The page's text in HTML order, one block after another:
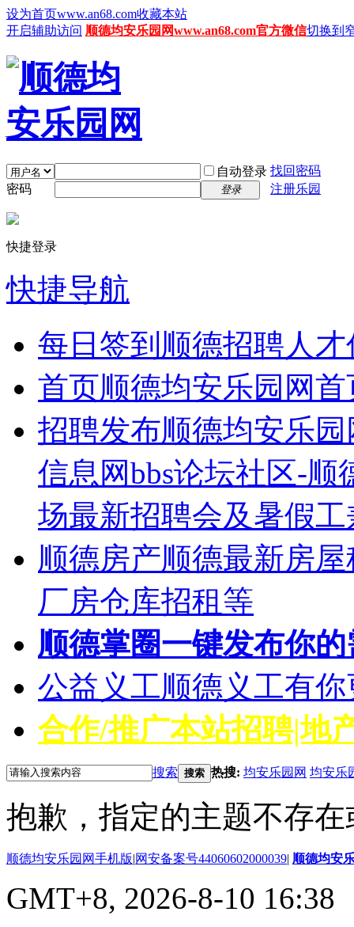
设为首页www.an68.com收藏本站
开启辅助访问 顺德均安乐园网www.an68.com官方微信切换到
自动登录 找回密码
密码
登录 注册乐园
快捷登录
快捷导航
每日签到 顺德招聘人
首页顺德均安乐园网首
招聘发布顺德均安乐
信息网bbs论坛社区-
场最新招聘会及暑假
顺德房产顺德最新房
厂房仓库招租等
顺德掌圈一键发布你
公益义工顺德义工有
合作/推广本站招聘|地
搜索 搜索 热搜: 均安乐园网 均安乐
抱歉，指定的主题不存
顺德均安乐园网手机版|网安备案号44060602000039| 顺德均安
GMT+8, 2026-8-10 16:38